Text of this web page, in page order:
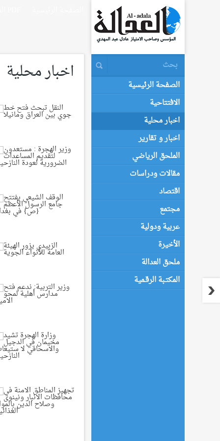
اخبار محلية
الصفحة الرئيسية
الافتتاحية
اخبار محلية
اخبار و تقارير
الملحق الرياضي
مقالات ودراسات
اقتصاد
مجتمع
عربية ودولية
الأخيرة
ملحق العدالة
المكتـبة الرقـمية